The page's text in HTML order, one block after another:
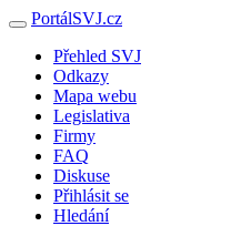
PortálSVJ.cz
Přehled SVJ
Odkazy
Mapa webu
Legislativa
Firmy
FAQ
Diskuse
Přihlásit se
Hledání